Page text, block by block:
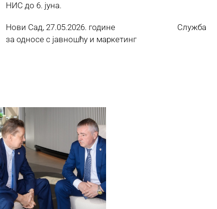
НИС до 6. јуна.
Нови Сад, 27.05.2026. године Служба
за односе с јавношћу и маркетинг